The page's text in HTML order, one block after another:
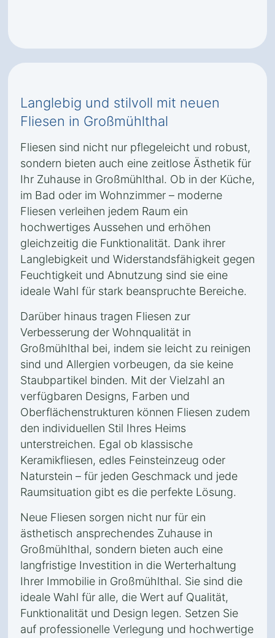
Langlebig und stilvoll mit neuen
Fliesen in Großmühlthal
Fliesen sind nicht nur pflegeleicht und robust,
sondern bieten auch eine zeitlose Ästhetik für
Ihr Zuhause in Großmühlthal. Ob in der Küche,
im Bad oder im Wohnzimmer – moderne
Fliesen verleihen jedem Raum ein
hochwertiges Aussehen und erhöhen
gleichzeitig die Funktionalität. Dank ihrer
Langlebigkeit und Widerstandsfähigkeit gegen
Feuchtigkeit und Abnutzung sind sie eine
ideale Wahl für stark beanspruchte Bereiche.
Darüber hinaus tragen Fliesen zur
Verbesserung der Wohnqualität in
Großmühlthal bei, indem sie leicht zu reinigen
sind und Allergien vorbeugen, da sie keine
Staubpartikel binden. Mit der Vielzahl an
verfügbaren Designs, Farben und
Oberflächenstrukturen können Fliesen zudem
den individuellen Stil Ihres Heims
unterstreichen. Egal ob klassische
Keramikfliesen, edles Feinsteinzeug oder
Naturstein – für jeden Geschmack und jede
Raumsituation gibt es die perfekte Lösung.
Neue Fliesen sorgen nicht nur für ein
ästhetisch ansprechendes Zuhause in
Großmühlthal, sondern bieten auch eine
langfristige Investition in die Werterhaltung
Ihrer Immobilie in Großmühlthal. Sie sind die
ideale Wahl für alle, die Wert auf Qualität,
Funktionalität und Design legen. Setzen Sie
auf professionelle Verlegung und hochwertige